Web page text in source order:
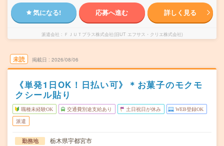
気になる! 応募へ進む 詳しく見る
派遣会社 ＦＪＵＴプラス株式会社(旧UT エフサス・クリエ株式会社)
未読 掲載日 2026/08/06
《単発1日OK！日払い可》＊お菓子のモクモ
クシール貼り
職種未経験OK 交通費別途支給あり 土日祝日が休み WEB登録OK
派遣
勤務地
栃木県宇都宮市